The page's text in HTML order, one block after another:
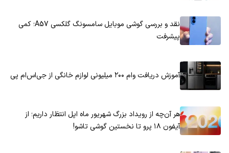
نقد و بررسی گوشی موبایل سامسونگ گلکسی A57؛ کمی
پیشرفت
آموزش دریافت وام ۲۰۰ میلیونی لوازم خانگی از جی‌اس‌ام پی
هر آن‌چه از رویداد بزرگ شهریور ماه اپل انتظار داریم؛ از
آیفون ۱۸ پرو تا نخستین گوشی تاشو!